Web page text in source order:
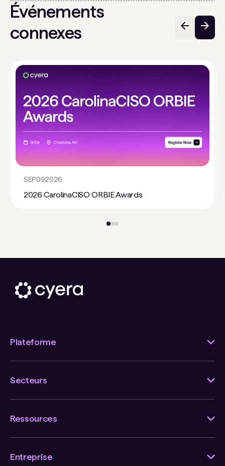
Événements
connexes
SEP092026
2026 CarolinaCISO ORBIE Awards
Plateforme
Secteurs
Ressources
Entreprise